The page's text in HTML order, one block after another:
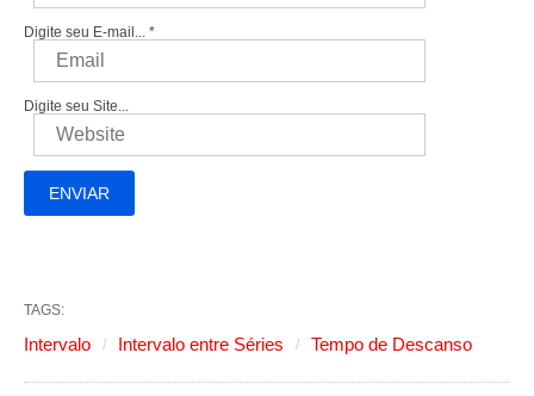
Digite seu E-mail... *
Digite seu Site...
TAGS:
Intervalo Intervalo entre Séries Tempo de Descanso